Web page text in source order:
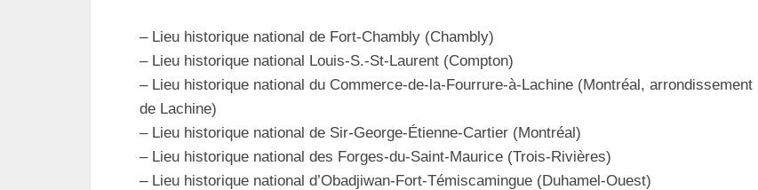
– Lieu historique national de Fort-Chambly (Chambly)
– Lieu historique national Louis-S.-St-Laurent (Compton)
– Lieu historique national du Commerce-de-la-Fourrure-à-Lachine (Montréal, arrondissement
de Lachine)
– Lieu historique national de Sir-George-Étienne-Cartier (Montréal)
– Lieu historique national des Forges-du-Saint-Maurice (Trois-Rivières)
– Lieu historique national d’Obadjiwan-Fort-Témiscamingue (Duhamel-Ouest)